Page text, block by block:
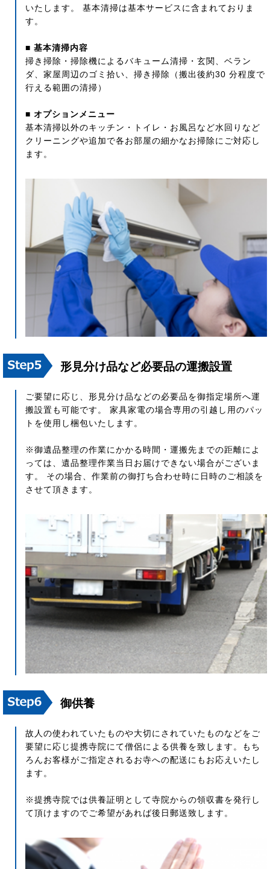
いたします。 基本清掃は基本サービスに含まれておりま
す。
■ 基本清掃内容
掃き掃除・掃除機によるバキューム清掃・玄関、ベラン
ダ、家屋周辺のゴミ拾い、掃き掃除（搬出後約30 分程度で
行える範囲の清掃）
■ オプションメニュー
基本清掃以外のキッチン・トイレ・お風呂など水回りなど
クリーニングや追加で各お部屋の細かなお掃除にご対応し
ます。
形見分け品など必要品の運搬設置
ご要望に応じ、形見分け品などの必要品を御指定場所へ運
搬設置も可能です。 家具家電の場合専用の引越し用のパッ
トを使用し梱包いたします。
※御遺品整理の作業にかかる時間・運搬先までの距離によ
っては、遺品整理作業当日お届けできない場合がございま
す。 その場合、作業前の御打ち合わせ時に日時のご相談を
させて頂きます。
御供養
故人の使われていたものや大切にされていたものなどをご
要望に応じ提携寺院にて僧侶による供養を致します。もち
ろんお客様がご指定されるお寺への配送にもお応えいたし
ます。
※提携寺院では供養証明として寺院からの領収書を発行し
て頂けますのでご希望があれば後日郵送致します。